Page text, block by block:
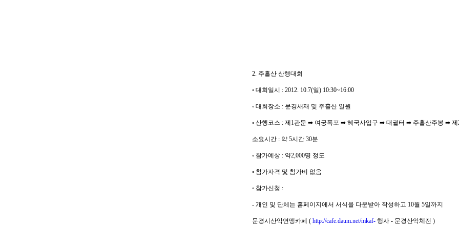
2. 주흘산 산행대회
◦ 대회일시 : 2012. 10.7(일) 10:30~16:00
◦ 대회장소 : 문경새재 및 주흘산 일원
◦ 산행코스 : 제1관문 ➡ 여궁폭포 ➡ 혜국사입구 ➡ 대궐터 ➡ 주흘산주봉 ➡
소요시간 : 약 5시간 30분
◦ 참가예상 : 약2,000명 정도
◦ 참가자격 및 참가비 없음
◦ 참가신청 :
- 개인 및 단체는 홈페이지에서 서식을 다운받아 작성하고 10월 5일까지
문경시산악연맹카페 ( http://cafe.daum.net/mkaf- 행사 - 문경산악체전 )